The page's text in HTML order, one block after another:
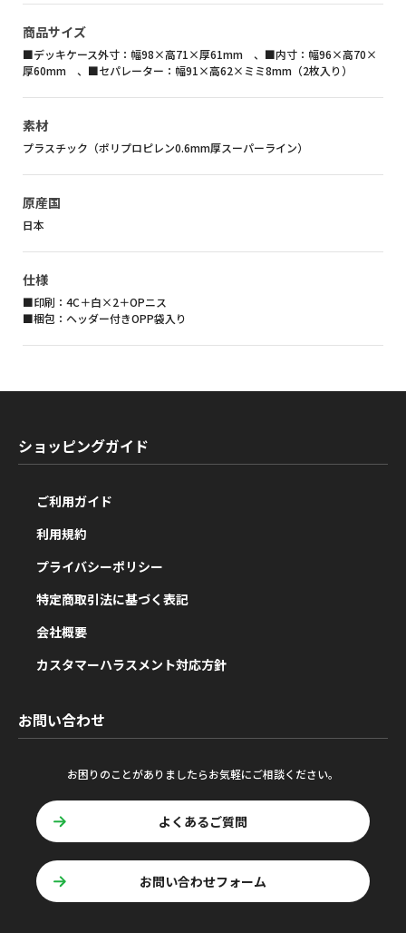
商品サイズ
■デッキケース外寸：幅98×高71×厚61mm 、■内寸：幅96×高70×
厚60mm 、■セパレーター：幅91×高62×ミミ8mm（2枚入り）
素材
プラスチック（ポリプロピレン0.6mm厚スーパーライン）
原産国
日本
仕様
■印刷：4C＋白×2＋OPニス
■梱包：ヘッダー付きOPP袋入り
ショッピングガイド
ご利用ガイド
利用規約
プライバシーポリシー
特定商取引法に基づく表記
会社概要
カスタマーハラスメント対応方針
お問い合わせ
お困りのことがありましたらお気軽にご相談ください。
よくあるご質問
お問い合わせフォーム